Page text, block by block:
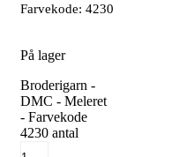
Farvekode: 4230
På lager
Broderigarn -
DMC - Meleret
- Farvekode
4230 antal